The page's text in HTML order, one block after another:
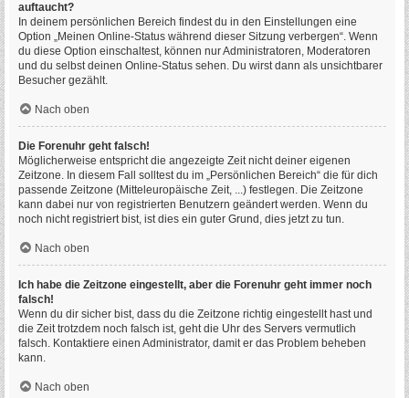
auftaucht?
In deinem persönlichen Bereich findest du in den Einstellungen eine
Option „Meinen Online-Status während dieser Sitzung verbergen“. Wenn
du diese Option einschaltest, können nur Administratoren, Moderatoren
und du selbst deinen Online-Status sehen. Du wirst dann als unsichtbarer
Besucher gezählt.
Nach oben
Die Forenuhr geht falsch!
Möglicherweise entspricht die angezeigte Zeit nicht deiner eigenen
Zeitzone. In diesem Fall solltest du im „Persönlichen Bereich“ die für dich
passende Zeitzone (Mitteleuropäische Zeit, ...) festlegen. Die Zeitzone
kann dabei nur von registrierten Benutzern geändert werden. Wenn du
noch nicht registriert bist, ist dies ein guter Grund, dies jetzt zu tun.
Nach oben
Ich habe die Zeitzone eingestellt, aber die Forenuhr geht immer noch
falsch!
Wenn du dir sicher bist, dass du die Zeitzone richtig eingestellt hast und
die Zeit trotzdem noch falsch ist, geht die Uhr des Servers vermutlich
falsch. Kontaktiere einen Administrator, damit er das Problem beheben
kann.
Nach oben